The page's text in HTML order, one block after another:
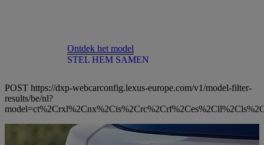
Ontdek het model
STEL HEM SAMEN
POST https://dxp-webcarconfig.lexus-europe.com/v1/model-filter-
results/be/nl?